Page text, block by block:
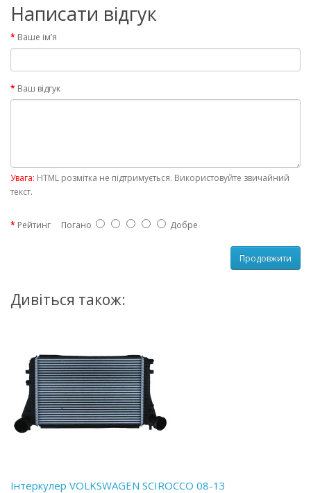
Написати відгук
Ваше ім’я
Ваш відгук
Увага: HTML розмітка не підтримується. Використовуйте звичайний
текст.
Рейтинг Погано Добре
Продовжити
Дивіться також:
Інтеркулер VOLKSWAGEN SCIROCCO 08-13